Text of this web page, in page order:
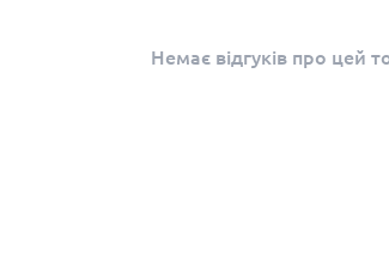
Немає відгуків про цей